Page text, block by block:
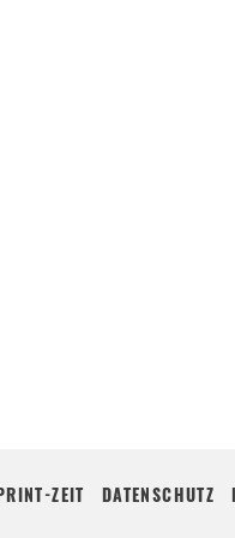
ZEIT DATENSCHUTZ